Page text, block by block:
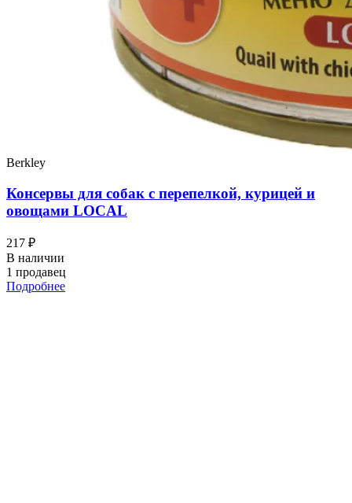
Berkley
Консервы для собак с перепелкой, курицей и
овощами LOCAL
217 ₽
В наличии
1 продавец
Подробнее